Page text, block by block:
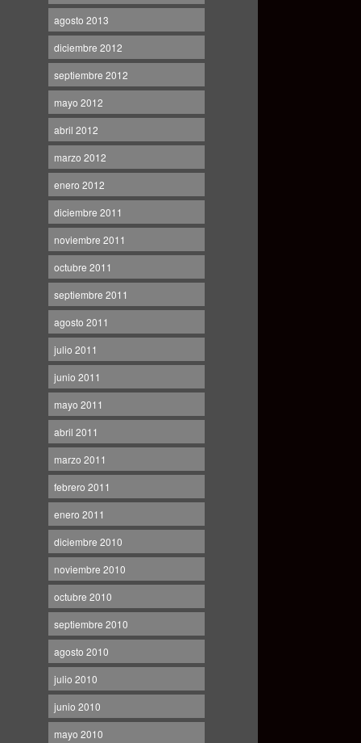
agosto 2013
diciembre 2012
septiembre 2012
mayo 2012
abril 2012
marzo 2012
enero 2012
diciembre 2011
noviembre 2011
octubre 2011
septiembre 2011
agosto 2011
julio 2011
junio 2011
mayo 2011
abril 2011
marzo 2011
febrero 2011
enero 2011
diciembre 2010
noviembre 2010
octubre 2010
septiembre 2010
agosto 2010
julio 2010
junio 2010
mayo 2010